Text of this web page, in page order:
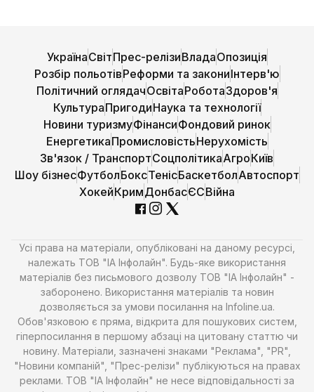
УкраїнаСвітПрес-релізиВладаОпозиція
Розбір польотівРеформи та закониІнтерв'ю
Політичний оглядачОсвітаРоботаЗдоров'я
КультураПригодиНаука та технології
Новини туризмуФінансиФондовий ринок
ЕнергетикаПромисловістьНерухомість
Зв'язок / ТранспортСоцполітикаАгроКиїв
Шоу бізнесФутболБоксТенісБаскетболАвтоспорт
ХокейКримДонбасЄСВійна
Усі права на матеріали, опубліковані на даному ресурсі,
належать ТОВ "ІА Інфолайн". Будь-яке використання
матеріалів без письмового дозволу ТОВ "ІА Інфолайн" -
заборонено. Використання матеріалів та новин
дозволяється за умови посилання на Infoline.ua.
Обов'язковою є пряма, відкрита для пошукових систем,
гіперпосилання в першому абзаці на цитовану статтю чи
новину. Матеріали, зазначені знаками "Реклама", "PR",
"Новини компаній", "Прес-релізи" публікуються на правах
реклами. ТОВ "ІА Інфолайн" не несе відповідальності за